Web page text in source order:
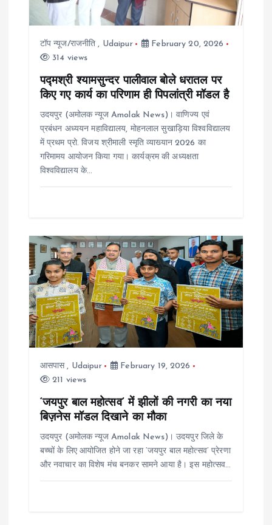
टॉप न्यूज/राजनीति , Udaipur
February 20, 2026
314 views
पद्मश्री श्यामसुन्दर पालीवाल बोले धरातल पर
किए गए कार्य का परिणाम ही पिपलांत्री मॉडल है
उदयपुर (अमोलक न्यूज Amolak News)। वाणिज्य एवं
प्रबंधन अध्ययन महाविद्यालय, मोहनलाल सुखाड़िया विश्वविद्यालय
में प्रथम प्रो. विजय श्रीमाली स्मृति व्याख्यान 2026 का
गरिमामय आयोजन किया गया। कार्यक्रम की अध्यक्षता
विश्वविद्यालय के…
आसपास, Udaipur
February 19, 2026
211 views
‘जयपुर बाल महोत्सव’ में झीलों की नगरी का नया
बिज़नेस मॉडल दिखाने का मौका
उदयपुर (अमोलक न्यूज Amolak News)। उदयपुर जिले के
बच्चों के लिए आयोजित होने जा रहा ‘जयपुर बाल महोत्सव’ प्रेरणा
और नवाचार का विशेष मंच बनकर सामने आया है। इस महोत्सव…